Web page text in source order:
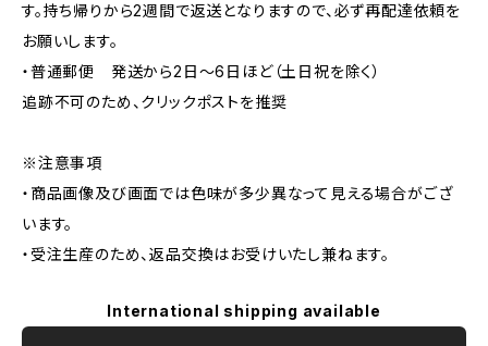
す。持ち帰りから2週間で返送となりますので、必ず再配達依頼を
お願いします。
・普通郵便 発送から2日〜6日ほど（土日祝を除く）
追跡不可のため、クリックポストを推奨
※注意事項
・商品画像及び画面では色味が多少異なって見える場合がござ
います。
・受注生産のため、返品交換はお受けいたし兼ねます。
International shipping available